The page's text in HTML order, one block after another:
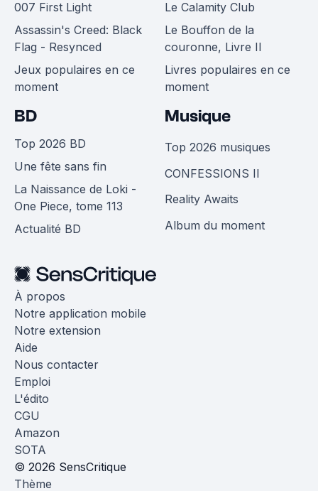
007 First Light
Assassin's Creed: Black
Flag - Resynced
Jeux populaires en ce
moment
Le Calamity Club
Le Bouffon de la
couronne, Livre II
Livres populaires en ce
moment
BD
Top 2026 BD
Une fête sans fin
La Naissance de Loki -
One Piece, tome 113
Actualité BD
Musique
Top 2026 musiques
CONFESSIONS II
Reality Awaits
Album du moment
À propos
Notre application mobile
Notre extension
Aide
Nous contacter
Emploi
L'édito
CGU
Amazon
SOTA
© 2026 SensCritique
Thème